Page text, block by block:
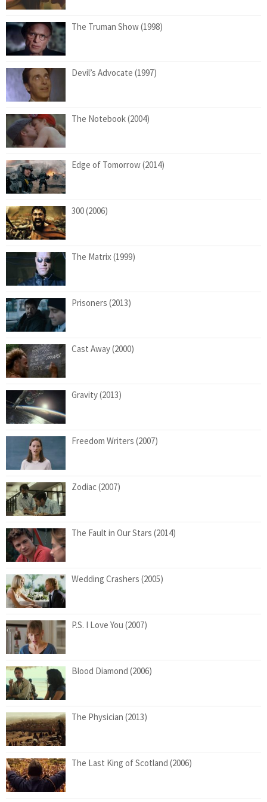
The Truman Show (1998)
Devil’s Advocate (1997)
The Notebook (2004)
Edge of Tomorrow (2014)
300 (2006)
The Matrix (1999)
Prisoners (2013)
Cast Away (2000)
Gravity (2013)
Freedom Writers (2007)
Zodiac (2007)
The Fault in Our Stars (2014)
Wedding Crashers (2005)
P.S. I Love You (2007)
Blood Diamond (2006)
The Physician (2013)
The Last King of Scotland (2006)